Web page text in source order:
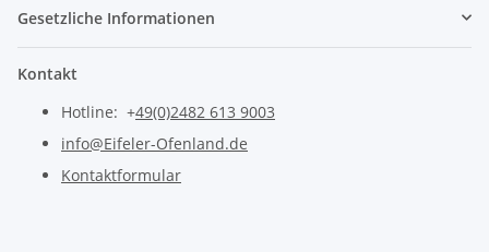
Gesetzliche Informationen
Kontakt
Hotline: +49(0)2482 613 9003
info@Eifeler-Ofenland.de
Kontaktformular